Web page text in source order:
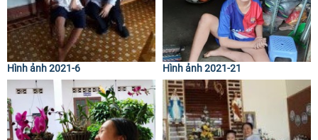
Hình ảnh 2021-6 Hình ảnh 2021-21